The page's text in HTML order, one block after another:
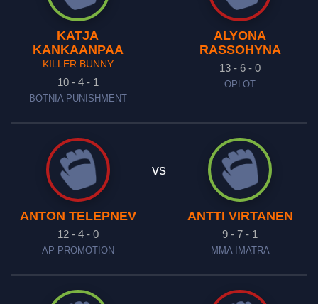
KATJA
KANKAANPAA
KILLER BUNNY
10 - 4 - 1
BOTNIA PUNISHMENT
ALYONA
RASSOHYNA
13 - 6 - 0
OPLOT
ANTON TELEPNEV
12 - 4 - 0
AP PROMOTION
vs
ANTTI VIRTANEN
9 - 7 - 1
MMA IMATRA